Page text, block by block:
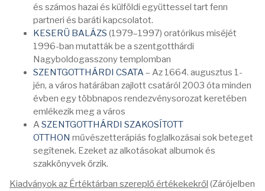
és számos hazai és külföldi együttessel tart fenn
partneri és baráti kapcsolatot.
KESERÜ BALÁZS (1979–1997) oratórikus miséjét
1996-ban mutatták be a szentgotthárdi
Nagyboldogasszony templomban
SZENTGOTTHÁRDI CSATA– Az 1664. augusztus 1-
jén, a város határában zajlott csatáról 2003 óta minden
évben egy többnapos rendezvénysorozat keretében
emlékezik meg a város
A SZENTGOTTHÁRDI SZAKOSÍTOTT
OTTHON művészetterápiás foglalkozásai sok beteget
segítenek. Ezeket az alkotásokat albumok és
szakkönyvek őrzik.
Kiadványok az Értéktárban szereplő értékekekről (Zárójelben